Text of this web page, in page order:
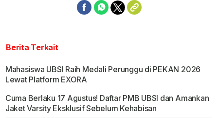
Berita Terkait
Mahasiswa UBSI Raih Medali Perunggu di PEKAN 2026
Lewat Platform EXORA
Cuma Berlaku 17 Agustus! Daftar PMB UBSI dan Amankan
Jaket Varsity Eksklusif Sebelum Kehabisan